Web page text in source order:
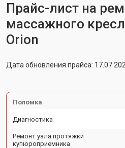
Прайс-лист на
массажного
Orion
Дата обновления прайса:
Поломка
Диагностика
Ремонт узла протяжки
купюроприемника